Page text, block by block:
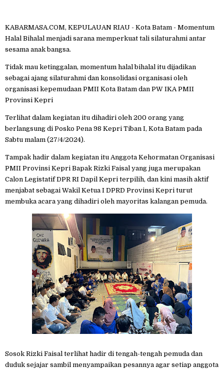
KABARMASA.COM, KEPULAUAN RIAU - Kota Batam - Momentum
Halal Bihalal menjadi sarana memperkuat tali silaturahmi antar
sesama anak bangsa.
Tidak mau ketinggalan, momentum halal bihalal itu dijadikan
sebagai ajang silaturahmi dan konsolidasi organisasi oleh
organisasi kepemudaan PMII Kota Batam dan PW IKA PMII
Provinsi Kepri
Terlihat dalam kegiatan itu dihadiri oleh 200 orang yang
berlangsung di Posko Pena 98 Kepri Tiban I, Kota Batam pada
Sabtu malam (27/4/2024).
Tampak hadir dalam kegiatan itu Anggota Kehormatan Organisasi
PMII Provinsi Kepri Bapak Rizki Faisal yang juga merupakan
Calon Legistatif DPR RI Dapil Kepri terpilih, dan kini masih aktif
menjabat sebagai Wakil Ketua I DPRD Provinsi Kepri turut
membuka acara yang dihadiri oleh mayoritas kalangan pemuda.
Sosok Rizki Faisal terlihat hadir di tengah-tengah pemuda dan
duduk sejajar sambil menyampaikan pesannya agar setiap anggota